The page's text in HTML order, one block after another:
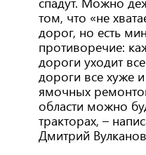
том, что «не
дорог, но есть
противоречие:
дороги уходит
дороги все хуже
ямочных
области можно
тракторах, –
Дмитрий